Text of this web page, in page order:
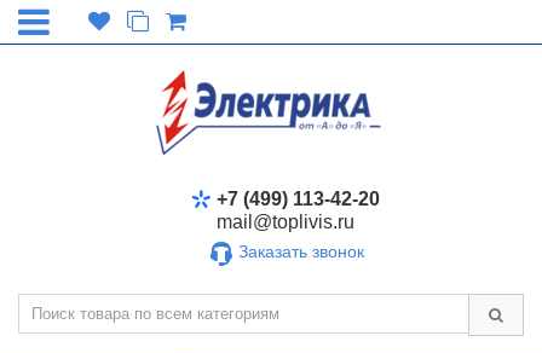
+7 (499) 113-42-20
mail@toplivis.ru
Заказать звонок